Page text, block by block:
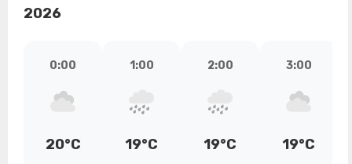
2026
0:00
20°C
1:00
19°C
2:00
19°C
3:00
19°C